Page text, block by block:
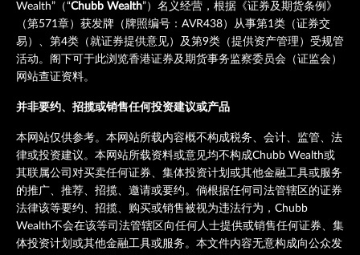
Wealth”（“Chubb Wealth”）名义经营，根据《证券及期货条例》
（第571章）获发牌（牌照编号：AVR438）从事第1类（证券交
易）、第4类（就证券提供意见）及第9类（提供资产管理）受规管
活动。阁下可于此浏览香港证券及期货事务监察委员会（证监会）
网站查证资料。
并非要约、招揽或销售任何投资建议或产品
本网站仅供参考。本网站所载内容概不构成税务、会计、监管、法
律或投资建议。本网站所载资料或意见均不构成Chubb Wealth或
其联属公司对买卖任何证券、集体投资计划或其他金融工具或服务
的推广、推荐、招揽、邀请或要约。倘根据任何司法管辖区的证券
法律该等要约、招揽、购买或销售被视为违法行为，Chubb
Wealth不会在该等司法管辖区向任何人士提供或销售任何证券、集
体投资计划或其他金融工具或服务。本文件内容无意构成向公众发